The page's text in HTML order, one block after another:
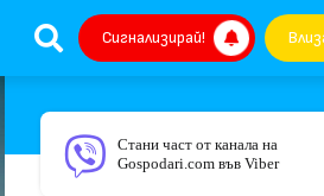
Сигнализирай!
Стани част от канала на
Gospodari.com във Viber